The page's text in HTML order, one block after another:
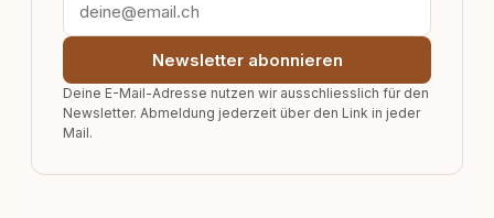
Newsletter abonnieren
Deine E-Mail-Adresse nutzen wir ausschliesslich für den
Newsletter. Abmeldung jederzeit über den Link in jeder
Mail.